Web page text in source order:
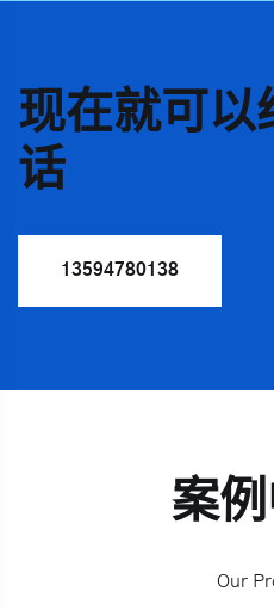
现在就可以
话
13594780138
案
Our